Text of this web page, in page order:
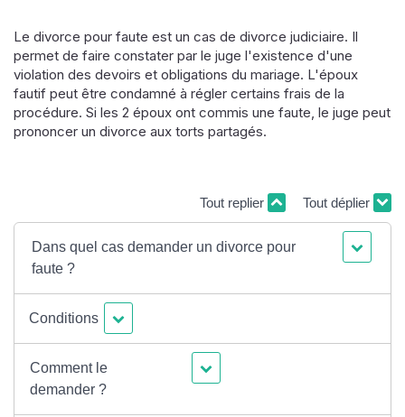
Le divorce pour faute est un cas de divorce judiciaire. Il
permet de faire constater par le juge l'existence d'une
violation des devoirs et obligations du mariage. L'époux
fautif peut être condamné à régler certains frais de la
procédure. Si les 2 époux ont commis une faute, le juge peut
prononcer un divorce aux torts partagés.
Tout replier Tout déplier
Dans quel cas demander un divorce pour
faute ?
Conditions
Comment le
demander ?